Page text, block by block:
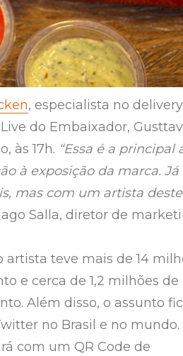
, especialista no
do Embaixador,
às 17h. “Essa é a principal
à exposição da marca.
mas com um artista
Salla, diretor de
teve mais de 14
e cerca de 1,2 milhões de
Além disso, o assunto
no Brasil e no mundo.
com um QR Code de